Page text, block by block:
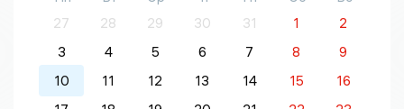
27
28 29 30 31 1
2
3
4 5 6 7 8
9
10
11 12 13 14 15
16